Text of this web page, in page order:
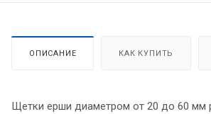
ОПИСАНИЕ КАК КУПИТЬ
Щетки ерши диаметром от 20 до 60 мм